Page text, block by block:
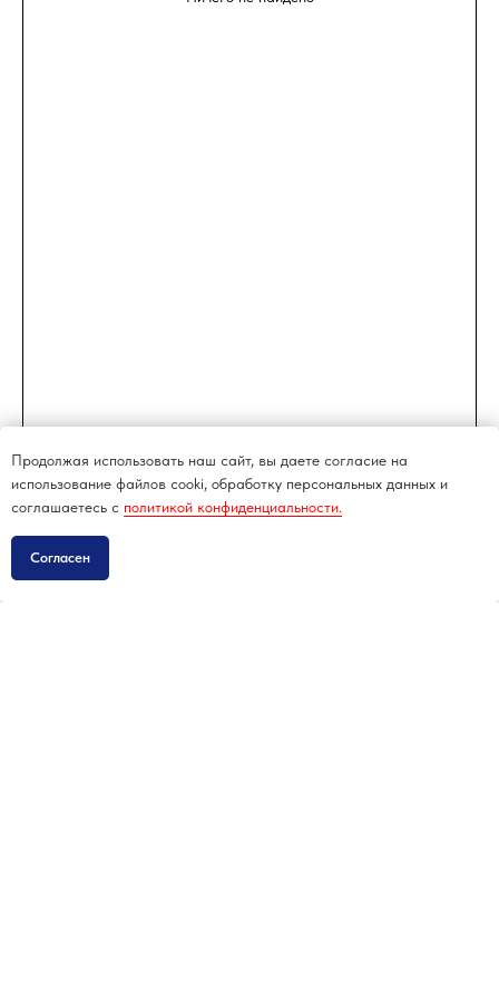
Продолжая использовать наш сайт, вы даете согласие на
использование файлов cooki, обработку персональных данных и
соглашаетесь c политикой конфиденциальности.
Согласен